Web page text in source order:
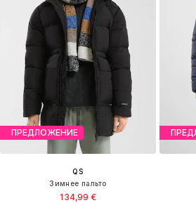
ПРЕДЛОЖЕНИЕ
QS
Зимнее пальто
134,99 €